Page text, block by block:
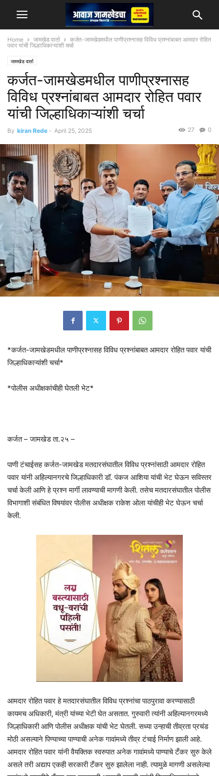
Home जामखेड वार्ता
कर्जत-जामखेडमधील पाणीप्रश्नासह विविध प्रश्नांबाबत आमदार रोहित
पवार यांची जिल्हाधिकाऱ्यांशी चर्चा
जामखेड वार्ता
कर्जत-जामखेडमधील पाणीप्रश्नासह
विविध प्रश्नांबाबत आमदार रोहित पवार
यांची जिल्हाधिकाऱ्यांशी चर्चा
By kiran Rede - April 25, 2025 0
27
*कर्जत-जामखेडमधील पाणीप्रश्नासह विविध प्रश्नांबाबत आमदार रोहित पवार यांची
जिल्हाधिकाऱ्यांशी चर्चा*
*पोलीस अधीक्षकांचीही घेतली भेट*
कर्जत – जामखेड ता.२५ –
पाणी टंचाईसह कर्जत-जामखेड मतदारसंघातील विविध प्रश्नांसाठी आमदार रोहित
पवार यांनी अहिल्यानगरचे जिल्हाधिकारी डॉ. पंकज आशिया यांची भेट घेऊन सविस्तर
चर्चा केली आणि हे प्रश्न मार्गी लावण्याची मागणी केली. तसेच मतदारसंघातील पोलीस
विभागाशी संबंधित विषयांवर पोलीस अधीक्षक राकेश ओला यांचीही भेट घेऊन चर्चा
केली.
आमदार रोहित पवार हे मतदारसंघातील विविध प्रश्नांचा पाठपुरावा करण्यासाठी
कायमच अधिकारी, मंत्री यांच्या भेटी घेत असतात. गुरुवारी त्यांनी अहिल्यानगरमध्ये
जिल्हाधिकारी आणि पोलीस अधीक्षक यांची भेट घेतली. सध्या उन्हाची तीव्रता प्रचंड
मोठी असल्याने पिण्याच्या पाण्याची अनेक गावांमध्ये तीव्र टंचाई निर्माण झाली आहे.
आमदार रोहित पवार यांनी वैयक्तिक स्वरुपात अनेक गावांमध्ये पाण्याचे टँकर सुरु केले
असले तरी अद्याप एकही सरकारी टँकर सुरु झालेला नाही. त्यामुळे मागणी असलेल्या